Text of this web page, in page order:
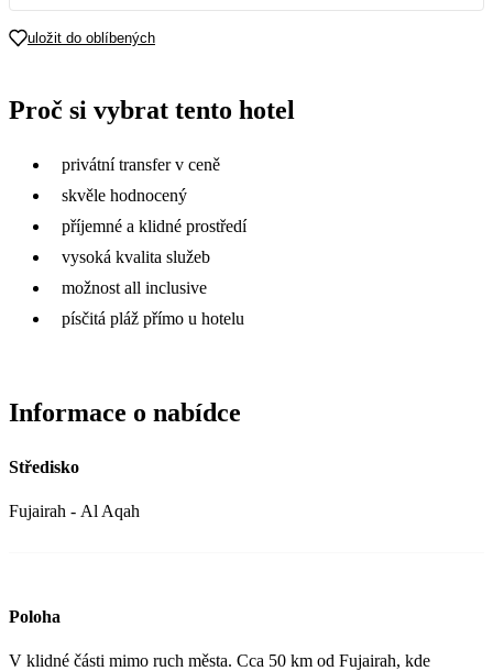
21
29 329
22
37 209
29 579 37 199 36 499
uložit do oblíbených
Proč si vybrat tento hotel
privátní transfer v ceně
skvěle hodnocený
příjemné a klidné prostředí
vysoká kvalita služeb
možnost all inclusive
písčitá pláž přímo u hotelu
Informace o nabídce
Středisko
Fujairah - Al Aqah
Poloha
V klidné části mimo ruch města. Cca 50 km od Fujairah, kde